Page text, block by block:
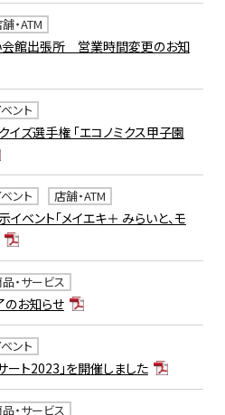
・ATM
会館出張所 営業時間変更のお知
ント
ズ選手権 「エコノミクス甲子園
ント 店舗・ATM
ベント「メイエキ＋ みらいと、モ
・サービス
お知らせ
ント
ート2023」を開催しました
・サービス